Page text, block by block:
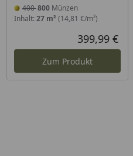
Preis
400800Münzen
Inhalt: 27 m² (14,81 €/m²)
399,99 €
Zum Produkt